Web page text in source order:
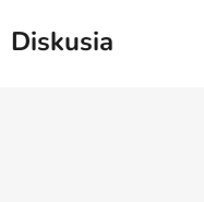
Diskusia